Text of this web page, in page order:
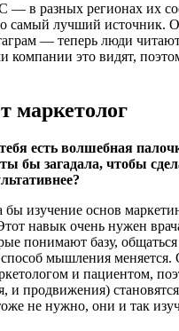
— в разных регионах их
самый лучший источник.
— теперь люди
компании это видят,
маркетолог
есть волшебная
бы загадала, чтобы
бы изучение основ
навык очень нужен
понимают базу,
мышления меняется.
и пациентом,
и продвижения)
не нужно, они и так